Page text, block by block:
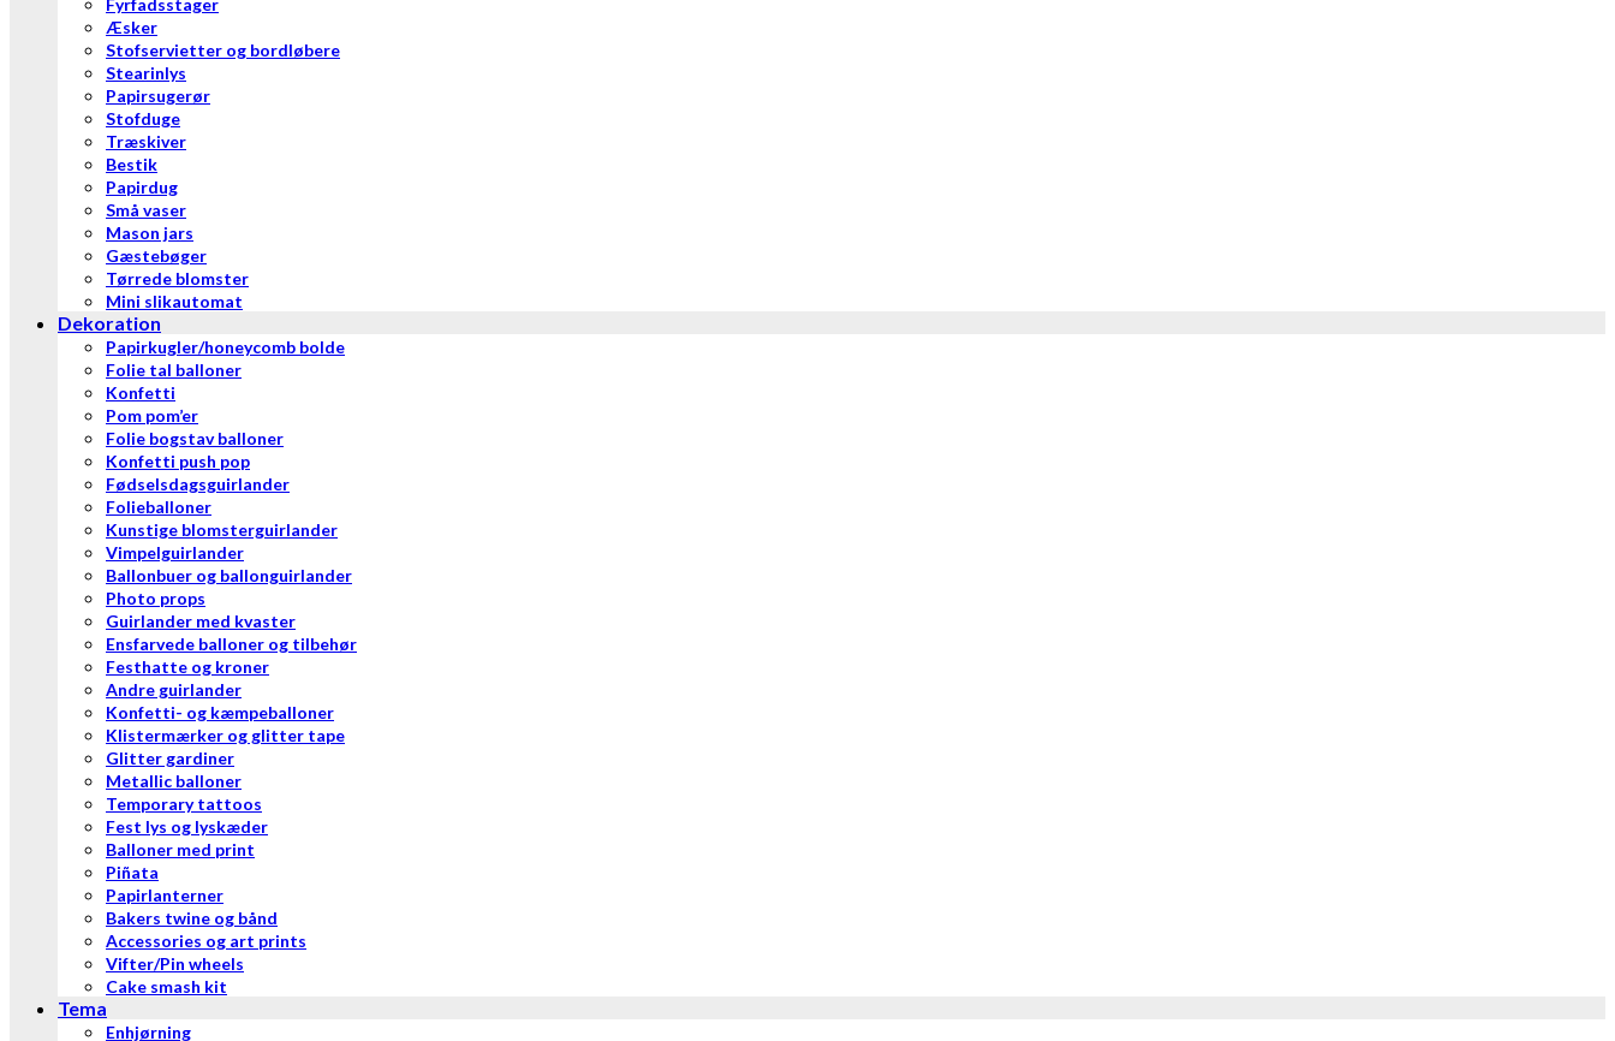
Fyrfadsstager
Æsker
Stofservietter og bordløbere
Stearinlys
Papirsugerør
Stofduge
Træskiver
Bestik
Papirdug
Små vaser
Mason jars
Gæstebøger
Tørrede blomster
Mini slikautomat
Dekoration
Papirkugler/honeycomb bolde
Folie tal balloner
Konfetti
Pom pom’er
Folie bogstav balloner
Konfetti push pop
Fødselsdagsguirlander
Folieballoner
Kunstige blomsterguirlander
Vimpelguirlander
Ballonbuer og ballonguirlander
Photo props
Guirlander med kvaster
Ensfarvede balloner og tilbehør
Festhatte og kroner
Andre guirlander
Konfetti- og kæmpeballoner
Klistermærker og glitter tape
Glitter gardiner
Metallic balloner
Temporary tattoos
Fest lys og lyskæder
Balloner med print
Piñata
Papirlanterner
Bakers twine og bånd
Accessories og art prints
Vifter/Pin wheels
Cake smash kit
Tema
Enhjørning